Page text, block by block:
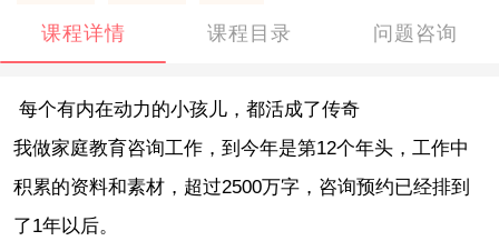
课程详情 课程目录 问题咨询
每个有内在动力的小孩儿，都活成了传奇
我做家庭教育咨询工作，到今年是第12个年头，工作中
积累的资料和素材，超过2500万字，咨询预约已经排到
了1年以后。